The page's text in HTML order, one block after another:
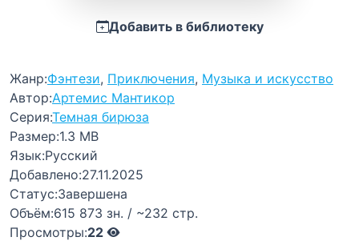
Добавить в библиотеку
Жанр:Фэнтези, Приключения, Музыка и искусство
Автор:Артемис Мантикор
Серия:Темная бирюза
Размер:1.3 MB
Язык:Русский
Добавлено:27.11.2025
Статус:Завершена
Объём:615 873 зн. / ~232 стр.
Просмотры:22